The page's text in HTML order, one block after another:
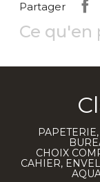
Partager
Ce qu'en
CHOIX
CAHIER,